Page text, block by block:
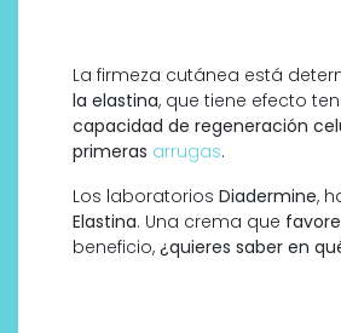
La firmeza cutánea está
la elastina, que tiene efecto
capacidad de regeneración
primeras arrugas.
Los laboratorios Diadermine,
Elastina. Una crema que
beneficio, ¿quieres saber en
Descubre
profesional